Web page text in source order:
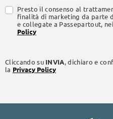
Presto il consenso al
finalità di marketing da parte
e collegate a Passepartout,
Policy
Cliccando su INVIA, dichiaro e
la Privacy Policy